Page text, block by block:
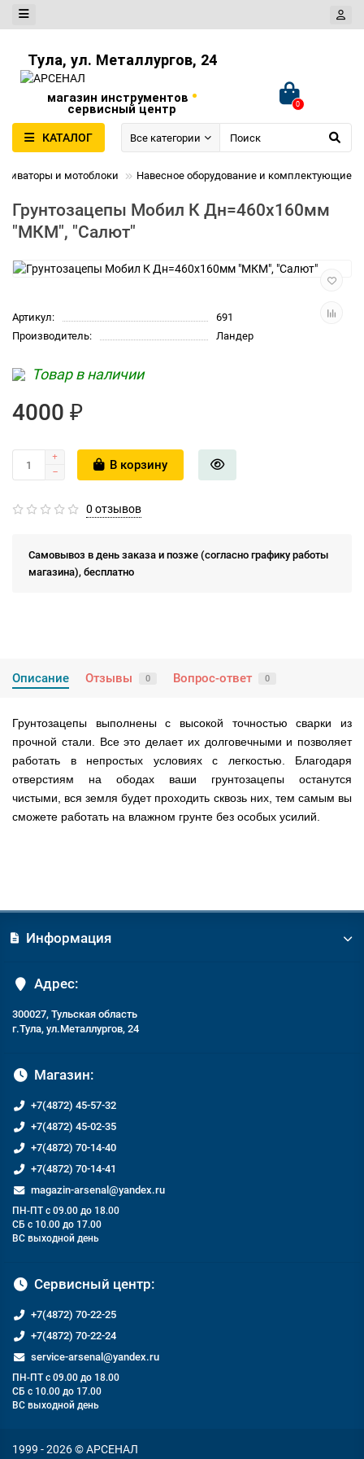
Тула, ул. Металлургов, 24
магазин инструментов •
сервисный центр 0
КАТАЛОГ Все категории
и мотоблоки Навесное оборудование и комплектующие
Грунтозацепы Мобил К Дн=460х160мм
"МКМ", "Салют"
Артикул:
691
Производитель:
Ландер
Товар в наличии
4000 ₽
В корзину
0 отзывов
Самовывоз в день заказа и позже (согласно графику работы
магазина), бесплатно
Описание Отзывы 0 Вопрос-ответ 0
Грунтозацепы выполнены с высокой точностью сварки из
прочной стали. Все это делает их долговечными и позволяет
работать в непростых условиях с легкостью. Благодаря
отверстиям на ободах ваши грунтозацепы останутся
чистыми, вся земля будет проходить сквозь них, тем самым вы
сможете работать на влажном грунте без особых усилий.
Информация
Адрес:
300027, Тульская область
г.Тула, ул.Металлургов, 24
Магазин:
+7(4872) 45-57-32
+7(4872) 45-02-35
+7(4872) 70-14-40
+7(4872) 70-14-41
magazin-arsenal@yandex.ru
ПН-ПТ с 09.00 до 18.00
СБ с 10.00 до 17.00
ВС выходной день
Сервисный центр:
+7(4872) 70-22-25
+7(4872) 70-22-24
service-arsenal@yandex.ru
ПН-ПТ с 09.00 до 18.00
СБ с 10.00 до 17.00
ВС выходной день
1999 - 2026 © АРСЕНАЛ